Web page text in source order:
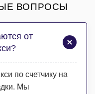
ВОПРОСЫ
от
по счетчику на
Мы